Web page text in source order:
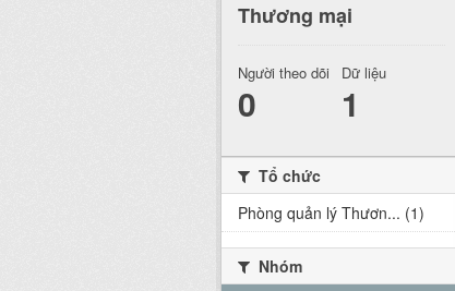
Thương mại
Người theo dõi
0
Dữ liệu
1
Tổ chức
Phòng quản lý Thươn... (1)
Nhóm